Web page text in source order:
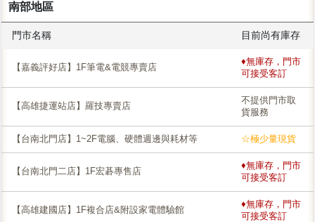
南部地區
門市名稱 目前尚有庫存
【嘉義評好店】1F筆電&電競專賣店
♦無庫存，門市
可接受客訂
【高雄捷運站店】羅技專賣店
不提供門市取
貨服務
【台南北門店】1~2F電腦、硬體週邊與耗材等 ☆極少量現貨
【台南北門二店】1F宏碁專售店
♦無庫存，門市
可接受客訂
【高雄建國店】1F複合店&附設家電體驗館
♦無庫存，門市
可接受客訂